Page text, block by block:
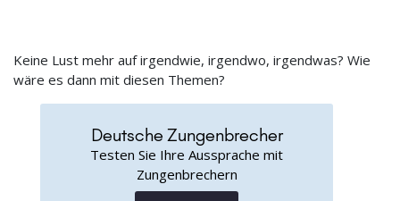
Keine Lust mehr auf irgendwie, irgendwo, irgendwas? Wie
wäre es dann mit diesen Themen?
Deutsche Zungenbrecher
Testen Sie Ihre Aussprache mit
Zungenbrechern